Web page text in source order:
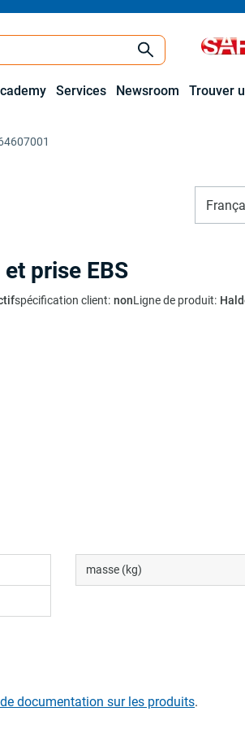
Services Newsroom Trouver
prise EBS
spécification client: nonLigne de produit:
masse (kg)
documentation sur les produits.